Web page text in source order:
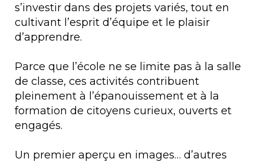
s’investir dans des projets variés, tout en
cultivant l’esprit d’équipe et le plaisir
d’apprendre.
Parce que l’école ne se limite pas à la salle
de classe, ces activités contribuent
pleinement à l’épanouissement et à la
formation de citoyens curieux, ouverts et
engagés.
Un premier aperçu en images… d’autres